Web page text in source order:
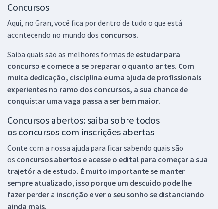
Concursos
Aqui, no Gran, você fica por dentro de tudo o que está
acontecendo no mundo dos concursos.
Saiba quais são as melhores formas de estudar para
concurso e comece a se preparar o quanto antes. Com
muita dedicação, disciplina e uma ajuda de profissionais
experientes no ramo dos concursos, a sua chance de
conquistar uma vaga passa a ser bem maior.
Concursos abertos: saiba sobre todos
os concursos com inscrições abertas
Conte com a nossa ajuda para ficar sabendo quais são
os concursos abertos e acesse o edital para começar a sua
trajetória de estudo. É muito importante se manter
sempre atualizado, isso porque um descuido pode lhe
fazer perder a inscrição e ver o seu sonho se distanciando
ainda mais.